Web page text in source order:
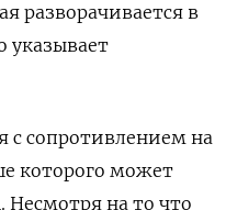
разворачивается в
указывает
с сопротивлением на
которого может
Несмотря на то что